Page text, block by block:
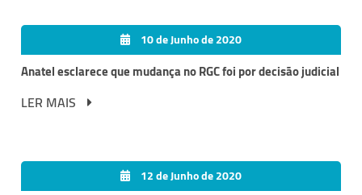
10 de Junho de 2020
Anatel esclarece que mudança no RGC foi por decisão judicial
LER MAIS
12 de Junho de 2020